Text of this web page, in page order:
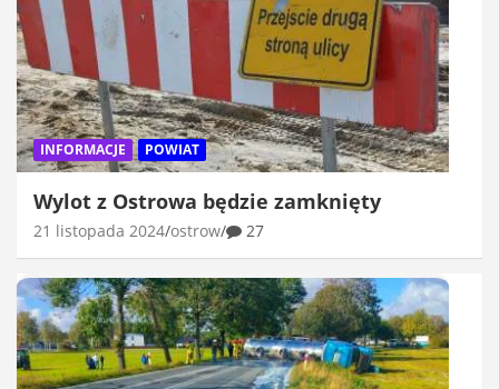
INFORMACJE POWIAT
Wylot z Ostrowa będzie zamknięty
21 listopada 2024 ostrow 27